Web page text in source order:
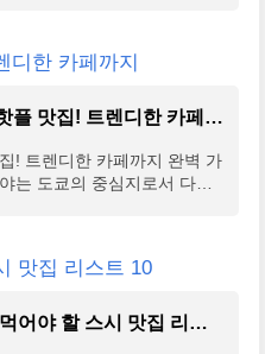
디한 카페까지
최신 시부야 핫플 맛집! 트렌디한 카페까지
! 트렌디한 카페까지 완벽 가
는 도쿄의 중심지로서 다양
맛집 리스트 10
최신 도쿄 꼭 먹어야 할 스시 맛집 리스트 10